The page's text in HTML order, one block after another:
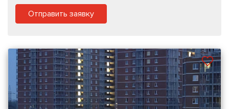
Отправить заявку